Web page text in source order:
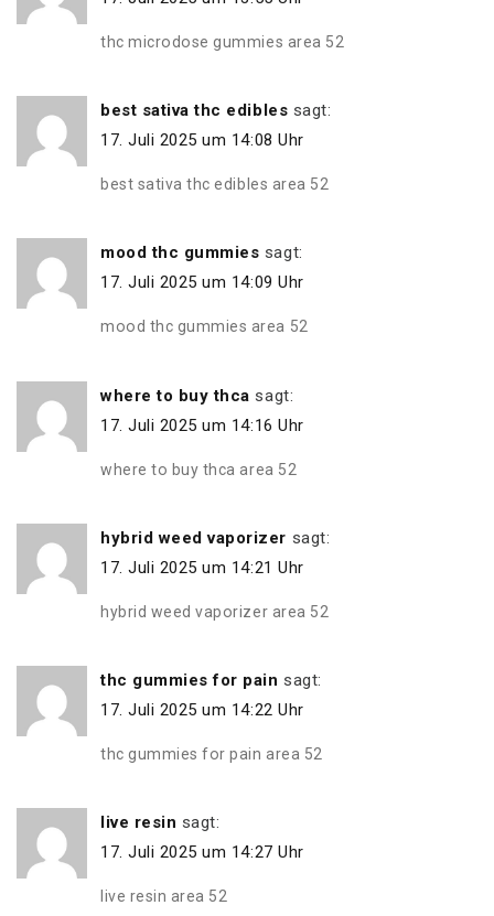
thc microdose gummies area 52
best sativa thc edibles sagt:
17. Juli 2025 um 14:08 Uhr
best sativa thc edibles area 52
mood thc gummies sagt:
17. Juli 2025 um 14:09 Uhr
mood thc gummies area 52
where to buy thca sagt:
17. Juli 2025 um 14:16 Uhr
where to buy thca area 52
hybrid weed vaporizer sagt:
17. Juli 2025 um 14:21 Uhr
hybrid weed vaporizer area 52
thc gummies for pain sagt:
17. Juli 2025 um 14:22 Uhr
thc gummies for pain area 52
live resin sagt:
17. Juli 2025 um 14:27 Uhr
live resin area 52